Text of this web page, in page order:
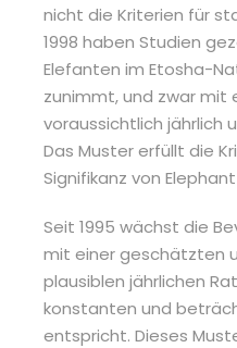
nicht die Kriterien für
1998 haben Studien
Elefanten im Etosha-
zunimmt, und zwar mit
voraussichtlich jährlich
Das Muster erfüllt die
Signifikanz von
Seit 1995 wächst die
mit einer geschätzten
plausiblen jährlichen
konstanten und
entspricht. Dieses